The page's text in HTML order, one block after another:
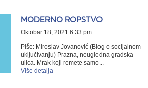
MODERNO ROPSTVO
Oktobar 18, 2021 6:33 pm
Piše: Miroslav Jovanović (Blog o socijalnom
uključivanju) Prazna, neugledna gradska
ulica. Mrak koji remete samo...
Više detalja